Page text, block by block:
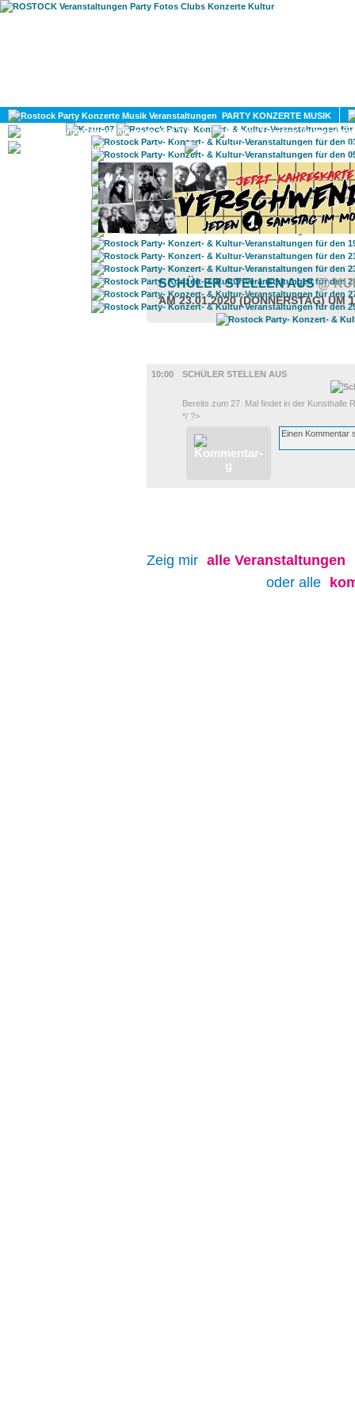
PARTY KONZERTE MUSIK
KULTUR
GAY
SCHÜLER STELLEN AUS@
AM 23.01.2020 (DONNERSTAG) UM
10:00
SCHÜLER STELLEN AUS
Bereits zum 27. Mal findet in der Kunsthalle
*/ ?>
Zeig mir alle Veranstaltungen
oder alle